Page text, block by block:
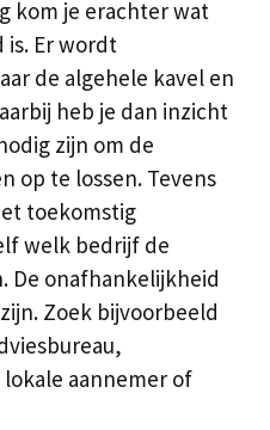
kom je erachter wat
Er wordt
de algehele kavel en
heb je dan inzicht
zijn om de
op te lossen. Tevens
toekomstig
welk bedrijf de
De onafhankelijkheid
Zoek bijvoorbeeld
aannemer of